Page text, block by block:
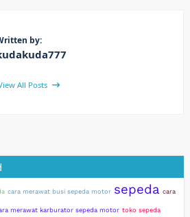
by:
All Posts
cara merawat busi sepeda motor sepeda cara
merawat karburator sepeda motor toko sepeda